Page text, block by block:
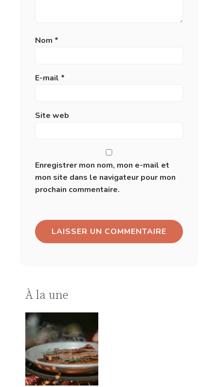
Nom *
E-mail *
Site web
Enregistrer mon nom, mon e-mail et
mon site dans le navigateur pour mon
prochain commentaire.
À la une